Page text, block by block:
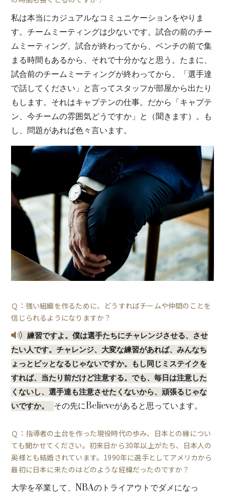
私は本当にカジュアルなコミュニケーションをやりま
す。チームミーティングは少ないです。試合の前のチー
ムミーティング、試合が終わってから、ベンチの前で集
まる時間もあるから、それで十分かなと思う。たまに、
試合前のチームミーティングが終わってから、「選手達
で話してください」と言ってスタッフが部屋から出たり
もします。それはキャプテンの仕事。だから「キャプテ
ン、今チームの雰囲気どうですか」と（聞きます）。も
し、問題があれば色々言います。
Ｑ：強い組織を作るために、どうすればチームや仲間のことを
信じられるようになりますか？
練習ですよ。僕は選手たちにチャレンジさせる、させ
たい人です。チャレンジ、大変な練習があれば、みんなち
ょっとピッとなるじゃないですか。もし同じミステイクを
すれば、当たり前だけど注意する。でも、毎日は注意した
くないし、選手達も注意させたくないから、頑張るじゃな
いですか。
その先にBelieveがあると思っています。
Ｑ：指導者の土台を作った現役時代の歩み、日本との縁につい
ても聞かせてください。初来日から30年以上がたち、日本人の
奥様とも結婚されています。1990年に選手としてアメリカから
最初に日本に来たのはどのような経緯だったのですか？
大学を卒業して、NBAのトライアウトでダメになっ